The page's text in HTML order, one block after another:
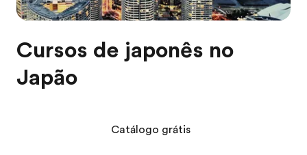
Cursos de japonês no
Japão
Catálogo grátis